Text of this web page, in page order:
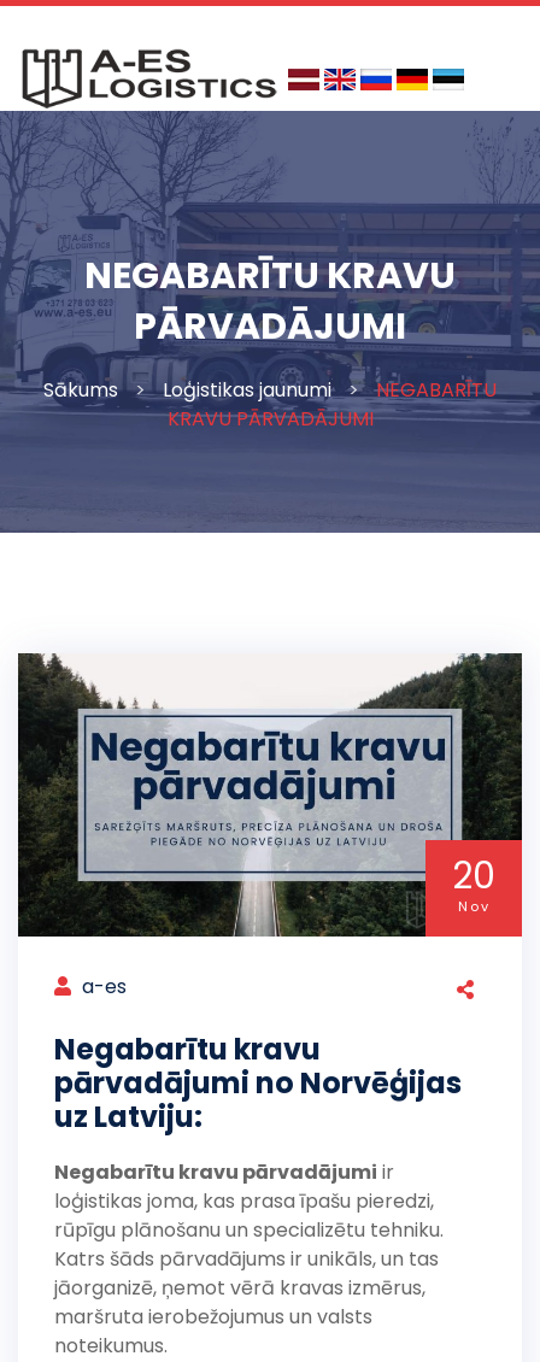
Skip
content
NEGABARĪTU KRAVU
PĀRVADĀJUMI
Sākums > Loģistikas jaunumi > NEGABARĪTU
KRAVU PĀRVADĀJUMI
a-es
20
Nov
Negabarītu kravu
pārvadājumi no Norvēģijas
uz Latviju:
Negabarītu kravu pārvadājumi ir
loģistikas joma, kas prasa īpašu pieredzi,
rūpīgu plānošanu un specializētu tehniku.
Katrs šāds pārvadājums ir unikāls, un tas
jāorganizē, ņemot vērā kravas izmērus,
maršruta ierobežojumus un valsts
noteikumus.